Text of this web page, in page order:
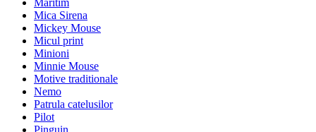
Maritim
Mica Sirena
Mickey Mouse
Micul print
Minioni
Minnie Mouse
Motive traditionale
Nemo
Patrula catelusilor
Pilot